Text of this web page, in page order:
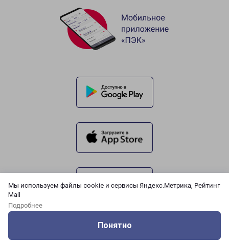
Мы используем файлы cookie и сервисы Яндекс.Метрика, Рейтинг
Mail
Подробнее
Понятно